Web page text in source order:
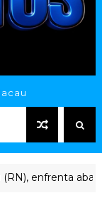
após anos sem